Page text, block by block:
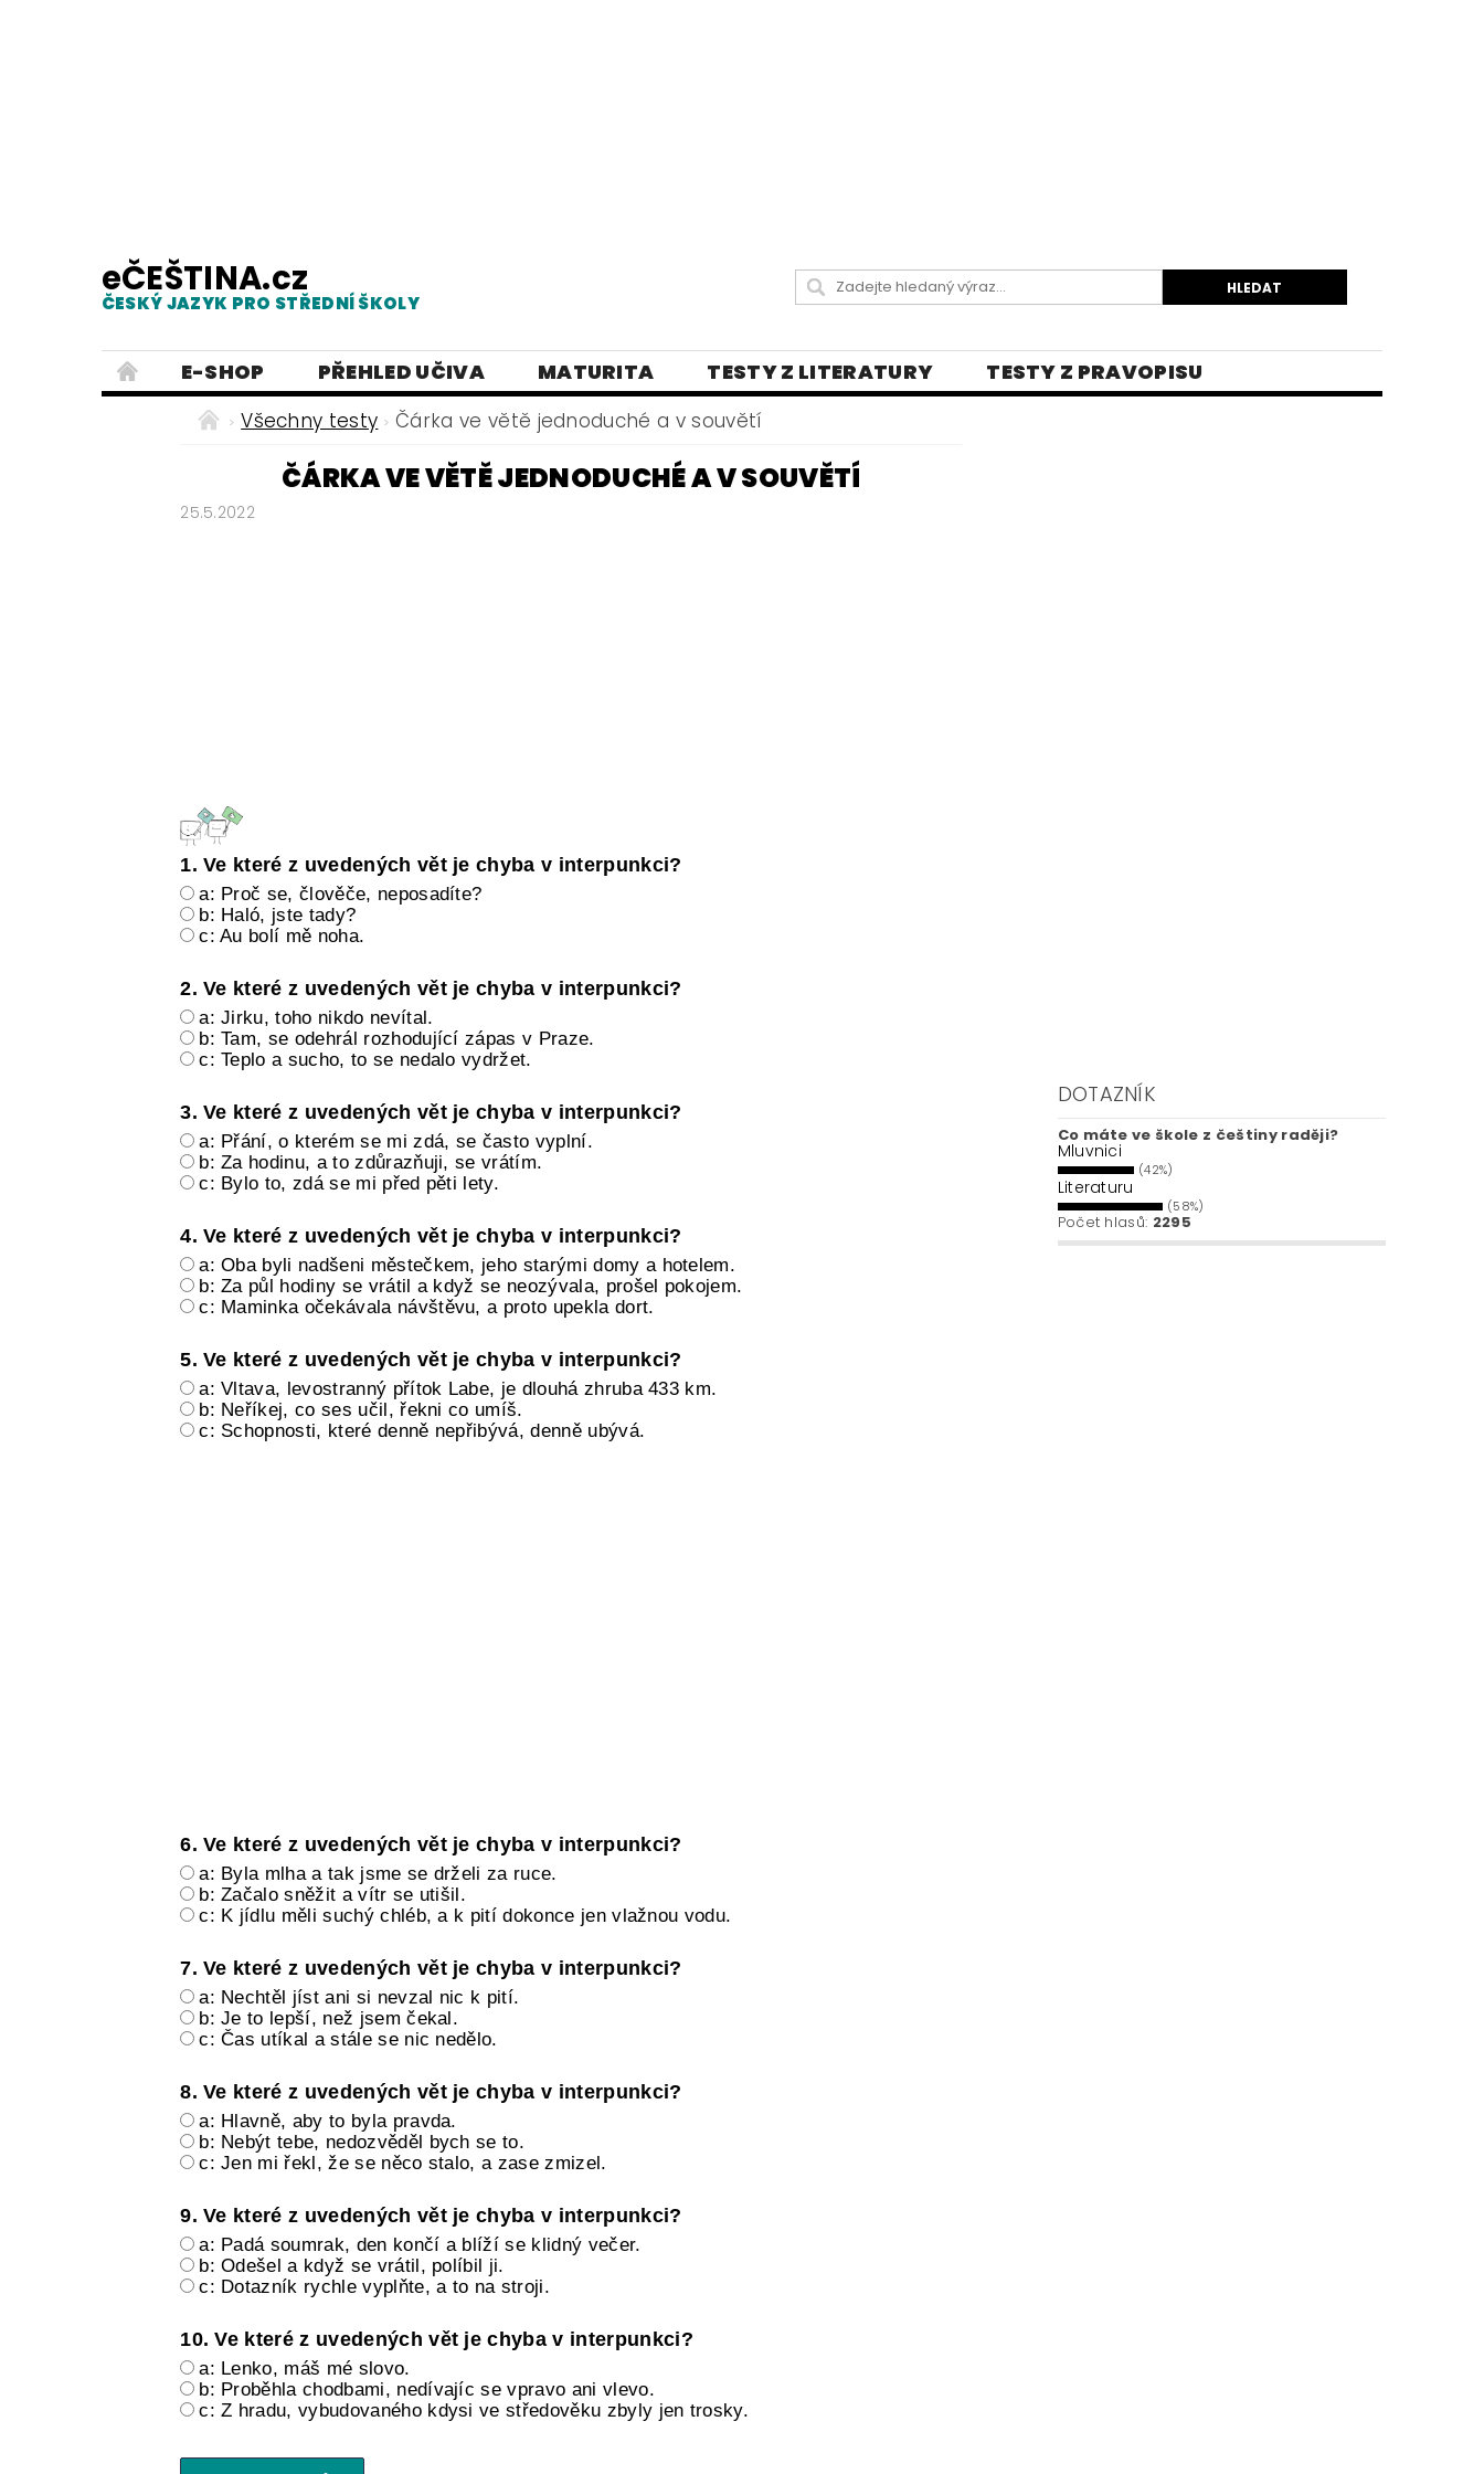
eČEŠTINA.cz
ČESKÝ JAZYK PRO STŘEDNÍ ŠKOLY
E-SHOP PŘEHLED UČIVA MATURITA TESTY Z LITERATURY
TESTY Z PRAVOPISU
TESTY Z MLUVNICE
PRACOVNÍ LISTY
DIKTÁTY A PRAVOPISNÁ CVIČENÍ
ČESKÝ JAZYK PRO ZÁKLADNÍ ŠKOLY
ČEŠTINA PRO UKRAJINCE
Všechny testy Čárka ve větě jednoduché a v souvětí
ČÁRKA VE VĚTĚ JEDNODUCHÉ A V SOUVĚTÍ
25.5.2022
1. Ve které z uvedených vět je chyba v interpunkci?
a: Proč se, člověče, neposadíte?
b: Haló, jste tady?
c: Au bolí mě noha.
2. Ve které z uvedených vět je chyba v interpunkci?
a: Jirku, toho nikdo nevítal.
b: Tam, se odehrál rozhodující zápas v Praze.
c: Teplo a sucho, to se nedalo vydržet.
3. Ve které z uvedených vět je chyba v interpunkci?
a: Přání, o kterém se mi zdá, se často vyplní.
b: Za hodinu, a to zdůrazňuji, se vrátím.
c: Bylo to, zdá se mi před pěti lety.
4. Ve které z uvedených vět je chyba v interpunkci?
a: Oba byli nadšeni městečkem, jeho starými domy a hotelem.
b: Za půl hodiny se vrátil a když se neozývala, prošel pokojem.
c: Maminka očekávala návštěvu, a proto upekla dort.
5. Ve které z uvedených vět je chyba v interpunkci?
a: Vltava, levostranný přítok Labe, je dlouhá zhruba 433 km.
b: Neříkej, co ses učil, řekni co umíš.
c: Schopnosti, které denně nepřibývá, denně ubývá.
6. Ve které z uvedených vět je chyba v interpunkci?
a: Byla mlha a tak jsme se drželi za ruce.
b: Začalo sněžit a vítr se utišil.
c: K jídlu měli suchý chléb, a k pití dokonce jen vlažnou vodu.
7. Ve které z uvedených vět je chyba v interpunkci?
a: Nechtěl jíst ani si nevzal nic k pití.
b: Je to lepší, než jsem čekal.
c: Čas utíkal a stále se nic nedělo.
8. Ve které z uvedených vět je chyba v interpunkci?
a: Hlavně, aby to byla pravda.
b: Nebýt tebe, nedozvěděl bych se to.
c: Jen mi řekl, že se něco stalo, a zase zmizel.
9. Ve které z uvedených vět je chyba v interpunkci?
a: Padá soumrak, den končí a blíží se klidný večer.
b: Odešel a když se vrátil, políbil ji.
c: Dotazník rychle vyplňte, a to na stroji.
10. Ve které z uvedených vět je chyba v interpunkci?
a: Lenko, máš mé slovo.
b: Proběhla chodbami, nedívajíc se vpravo ani vlevo.
c: Z hradu, vybudovaného kdysi ve středověku zbyly jen trosky.
DOTAZNÍK
Co máte ve škole z češtiny raději?
Mluvnici
(42%)
Literaturu
(58%)
Počet hlasů: 2295